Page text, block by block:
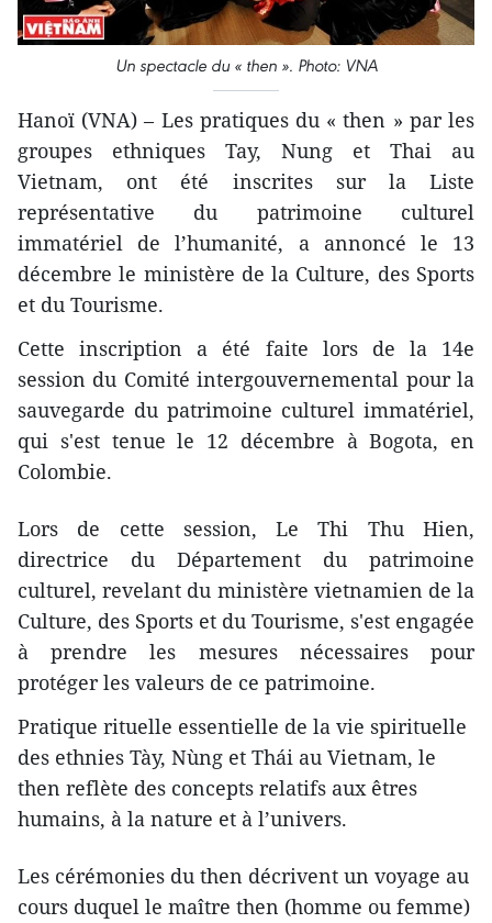
Un spectacle du « then ». Photo: VNA
Hanoï (VNA) – Les pratiques du « then » par les
groupes ethniques Tay, Nung et Thai au
Vietnam, ont été inscrites sur la Liste
représentative du patrimoine culturel
immatériel de l’humanité, a annoncé le 13
décembre le ministère de la Culture, des Sports
et du Tourisme.
Cette inscription a été faite lors de la 14e
session du Comité intergouvernemental pour la
sauvegarde du patrimoine culturel immatériel,
qui s'est tenue le 12 décembre à Bogota, en
Colombie.
Lors de cette session, Le Thi Thu Hien,
directrice du Département du patrimoine
culturel, revelant du ministère vietnamien de la
Culture, des Sports et du Tourisme, s'est engagée
à prendre les mesures nécessaires pour
protéger les valeurs de ce patrimoine.
Pratique rituelle essentielle de la vie spirituelle
des ethnies Tày, Nùng et Thái au Vietnam, le
then reflète des concepts relatifs aux êtres
humains, à la nature et à l’univers.
Les cérémonies du then décrivent un voyage au
cours duquel le maître then (homme ou femme)